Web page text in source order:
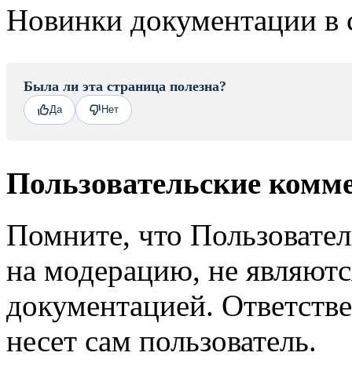
Новинки документации в
Была ли эта страница полезна?
Да Нет
Пользовательские
Помните, что
на модерацию, не
документацией.
несет сам пользователь.